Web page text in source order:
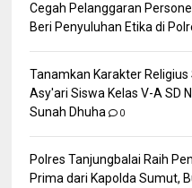
Cegah Pelanggaran
Beri Penyuluhan Etika di
Tanamkan Karakter Religius
Asy'ari Siswa Kelas V-A SD
Sunah Dhuha
0
Polres Tanjungbalai Raih
Prima dari Kapolda Sumut,